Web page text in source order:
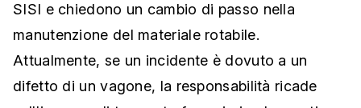
SISI e chiedono un cambio di passo nella
manutenzione del materiale rotabile.
Attualmente, se un incidente è dovuto a un
difetto di un vagone, la responsabilità ricade